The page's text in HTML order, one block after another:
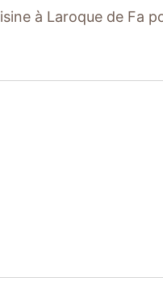
à Laroque de Fa